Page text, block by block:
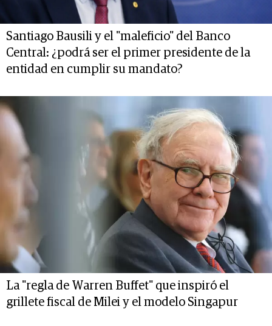
Santiago Bausili y el "maleficio" del Banco
Central: ¿podrá ser el primer presidente de la
entidad en cumplir su mandato?
La "regla de Warren Buffet" que inspiró el
grillete fiscal de Milei y el modelo Singapur